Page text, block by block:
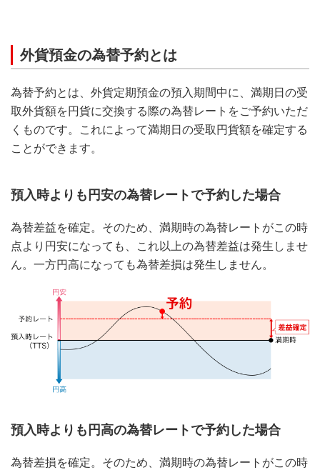
外貨預金の為替予約とは
為替予約とは、外貨定期預金の預入期間中に、満期日の受
取外貨額を円貨に交換する際の為替レートをご予約いただ
くものです。これによって満期日の受取円貨額を確定する
ことができます。
預入時よりも円安の為替レートで予約した場合
為替差益を確定。そのため、満期時の為替レートがこの時
点より円安になっても、これ以上の為替差益は発生しませ
ん。一方円高になっても為替差損は発生しません。
預入時よりも円高の為替レートで予約した場合
為替差損を確定。そのため、満期時の為替レートがこの時